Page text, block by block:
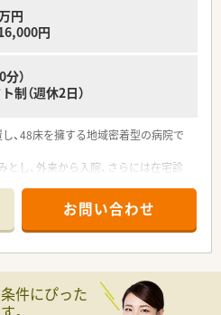
円
円
）
（週休2日）
、48床を擁する地域密着型の病院で
し、外来から入院、さらには在宅診
という抜群の定着率が高い病院で
間以内と非常に少なく、定時退社が
お問い合わせ
件にぴった